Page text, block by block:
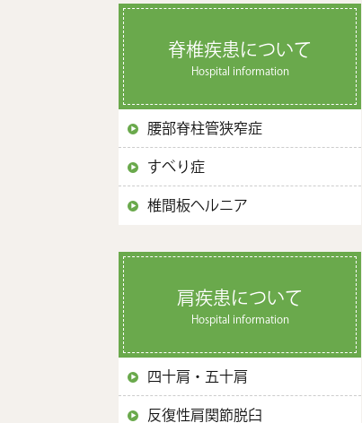
脊椎疾患について
Hospital information
腰部脊柱管狭窄症
すべり症
椎間板ヘルニア
肩疾患について
Hospital information
四十肩・五十肩
反復性肩関節脱臼